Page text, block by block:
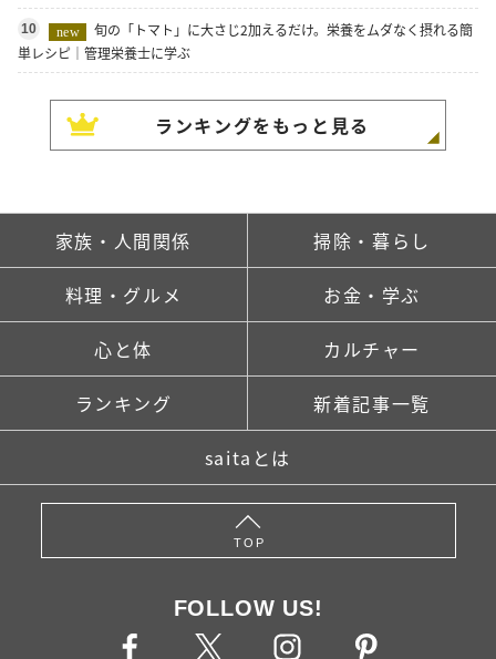
10 new
旬の「トマト」に大さじ2加えるだけ。栄養をムダなく摂れる簡
単レシピ｜管理栄養士に学ぶ
ランキングをもっと見る
家族・人間関係 掃除・暮らし
料理・グルメ お金・学ぶ
心と体 カルチャー
ランキング 新着記事一覧
saitaとは
TOP
FOLLOW US!